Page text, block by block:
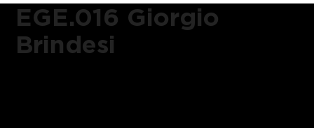
EGE.016 Giorgio
Brindesi